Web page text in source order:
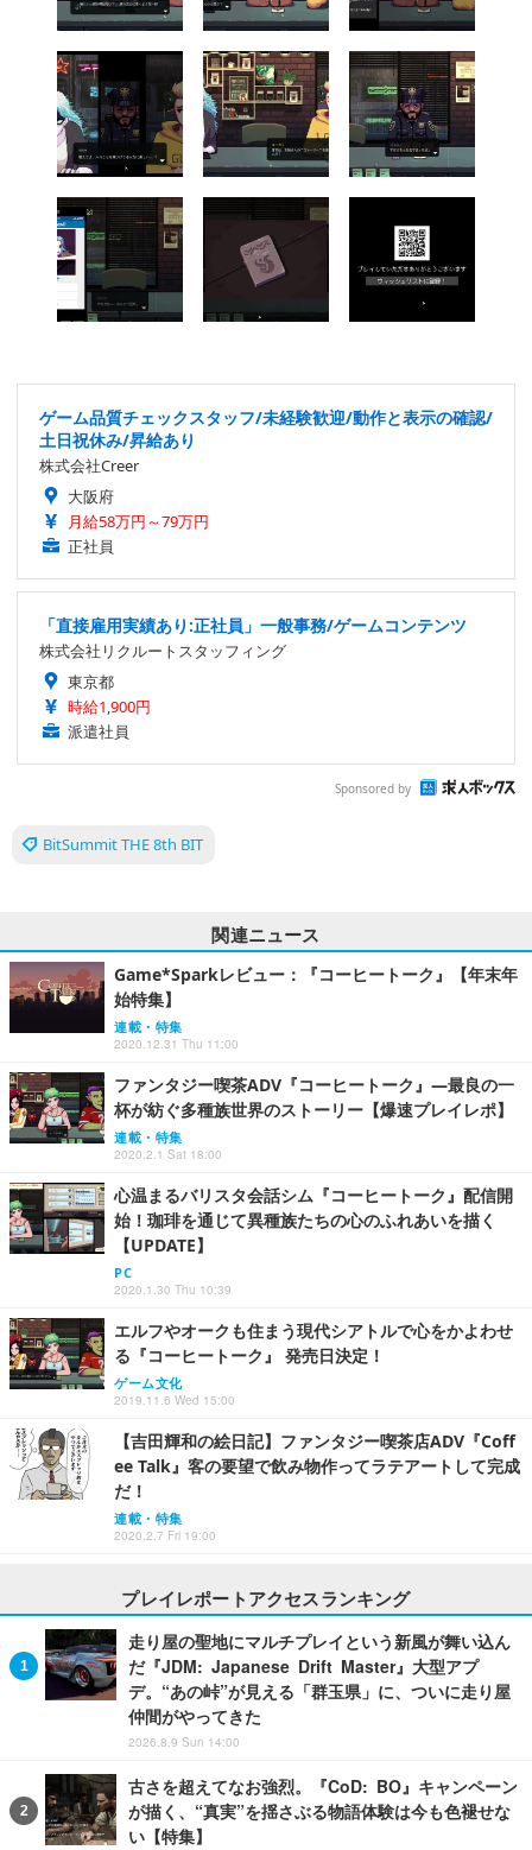
ゲーム品質チェックスタッフ/未経験歓迎/動作と表示の確認/
土日祝休み/昇給あり
株式会社Creer
大阪府
月給58万円～79万円
正社員
「直接雇用実績あり:正社員」一般事務/ゲームコンテンツ
株式会社リクルートスタッフィング
東京都
時給1,900円
派遣社員
Sponsored by
BitSummit THE 8th BIT
関連ニュース
Game*Sparkレビュー：『コーヒートーク』【年末年
始特集】
連載・特集
2020.12.31 Thu 11:00
ファンタジー喫茶ADV『コーヒートーク』―最良の一
杯が紡ぐ多種族世界のストーリー【爆速プレイレポ】
連載・特集
2020.2.1 Sat 18:00
心温まるバリスタ会話シム『コーヒートーク』配信開
始！珈琲を通じて異種族たちの心のふれあいを描く
【UPDATE】
PC
2020.1.30 Thu 10:39
エルフやオークも住まう現代シアトルで心をかよわせ
る『コーヒートーク』 発売日決定！
ゲーム文化
2019.11.6 Wed 15:00
【吉田輝和の絵日記】ファンタジー喫茶店ADV『Coff
ee Talk』客の要望で飲み物作ってラテアートして完成
だ！
連載・特集
2020.2.7 Fri 19:00
プレイレポートアクセスランキング
走り屋の聖地にマルチプレイという新風が舞い込ん
だ『JDM: Japanese Drift Master』大型アプ
デ。“あの峠”が見える「群玉県」に、ついに走り屋
仲間がやってきた
2026.8.9 Sun 14:00
古さを超えてなお強烈。『CoD: BO』キャンペーン
が描く、“真実”を揺さぶる物語体験は今も色褪せな
い【特集】